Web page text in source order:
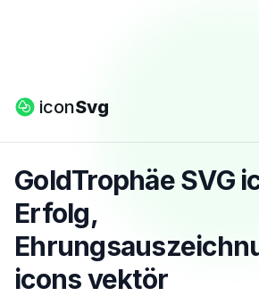
iconSvg
GoldTrophäe SVG
Erfolg,
icons vektör